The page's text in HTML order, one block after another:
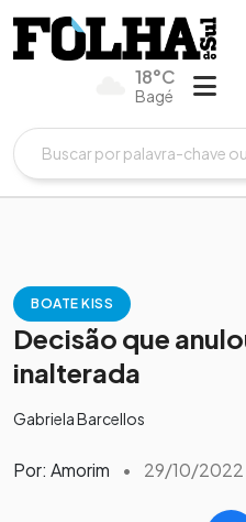
18°C
Bagé
BOATE KISS
Decisão que
inalterada
Gabriela Barcellos
Por: Amorim • 29/10/2022